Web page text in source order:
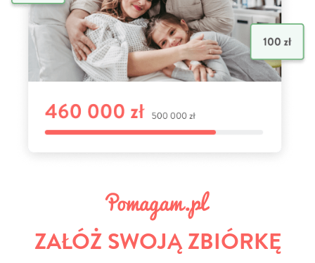
ZAŁÓŻ SWOJĄ ZBIÓRKĘ